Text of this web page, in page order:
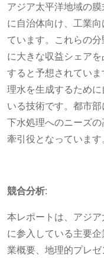
アジア太平洋地域の
に自治体向け、工業
ています。これらの
に大きな収益シェア
すると予想されてい
理水を生成するため
いる技術です。都市
下水処理へのニーズ
牽引役となっています
競合分析:
本レポートは、アジ
に参入している主要
業概要、地理的プレ